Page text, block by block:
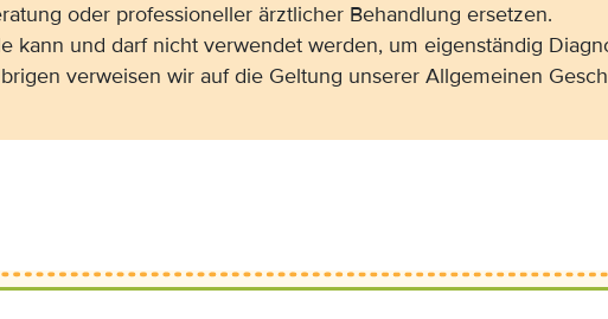
oder professioneller ärztlicher Behandlung ersetzen.
kann und darf nicht verwendet werden, um eigenständig
verweisen wir auf die Geltung unserer Allgemeinen